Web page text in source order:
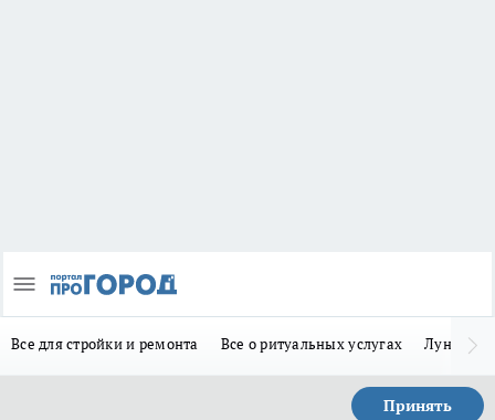
Все для стройки и ремонта Все о ритуальных услугах Лунно-
Принять